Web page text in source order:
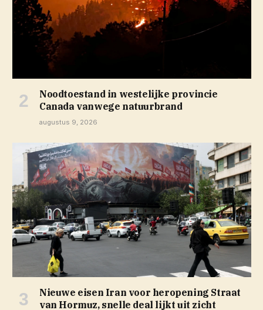
Noodtoestand in westelijke provincie
Canada vanwege natuurbrand
augustus 9, 2026
Nieuwe eisen Iran voor heropening Straat
van Hormuz, snelle deal lijkt uit zicht